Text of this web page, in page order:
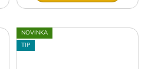
NOVINKA
TIP